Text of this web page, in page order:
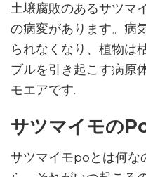
土壌腐敗のあるサツマ
の病変があります。病
られなくなり、植物は
ブルを引き起こす病原
モエアです.
サツマイモの
サツマイモpoとは何な